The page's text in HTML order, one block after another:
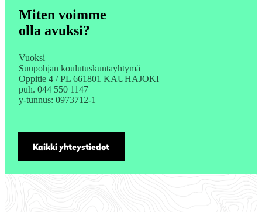
Miten voimme
olla avuksi?
Vuoksi
Suupohjan koulutuskuntayhtymä
Oppitie 4 / PL 661801 KAUHAJOKI
puh. 044 550 1147
y-tunnus: 0973712-1
Kaikki yhteystiedot